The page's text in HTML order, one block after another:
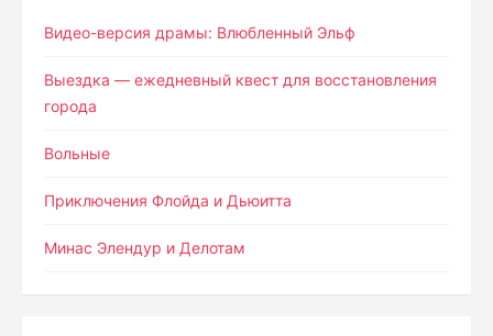
Видео-версия драмы: Влюбленный Эльф
Выездка — ежедневный квест для восстановления
города
Вольные
Приключения Флойда и Дьюитта
Минас Элендур и Делотам